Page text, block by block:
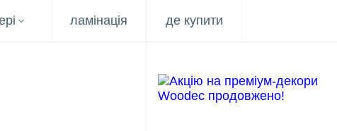
ламінація де купити